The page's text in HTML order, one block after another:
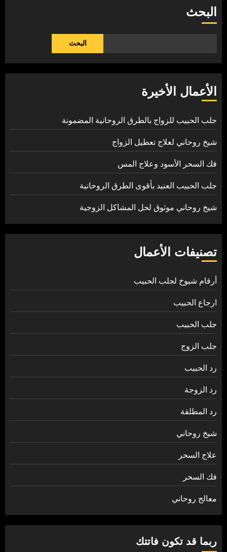
البحث
البحث
الأعمال الأخيرة
جلب الحبيب للزواج بالطرق الروحانية المضمونة
شيخ روحاني لعلاج تعطيل الزواج
فك السحر الأسود وعلاج المس
جلب الحبيب العنيد بأقوى الطرق الروحانية
شيخ روحاني موثوق لحل المشاكل الزوجية
تصنيفات الأعمال
أرقام شيوخ لجلب الحبيب
ارجاع الحبيب
جلب الحبيب
جلب الزوج
رد الحبيب
رد الزوجة
رد المطلقة
شيخ روحاني
علاج السحر
فك السحر
معالج روحاني
ربما قد تكون فاتتك